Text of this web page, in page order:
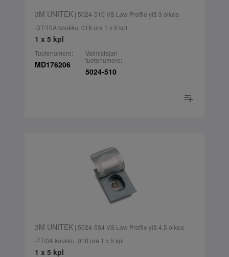
3M UNITEK| 5024-510 VS Low Profile ylä 3 oikea
-3T/10A koukku, 018 ura 1 x 5 kpl
1 x 5 kpl
Tuotenumero:
MD176206
Valmistajan
tuotenumero:
5024-510
3M UNITEK| 5024-584 VS Low Profile ylä 4,5 oikea
-7T/0A koukku ,018 ura 1 x 5 kpl
1 x 5 kpl